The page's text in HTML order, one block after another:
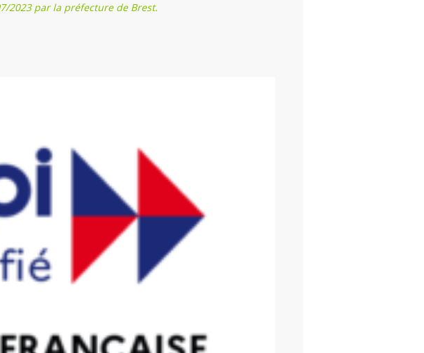
2023 par la préfecture de Brest.